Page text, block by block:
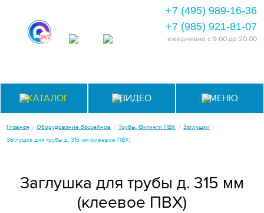
+7 (495) 989-16-36
+7 (985) 921-81-07
ежедневно с 9:00 до 20:00
КАТАЛОГ ВИДЕО МЕНЮ
Главная / Оборудование бассейнов / Трубы, Фитинги ПВХ / Заглушки /
Заглушка для трубы д. 315 мм (клеевое ПВХ)
Заглушка для трубы д. 315 мм
(клеевое ПВХ)